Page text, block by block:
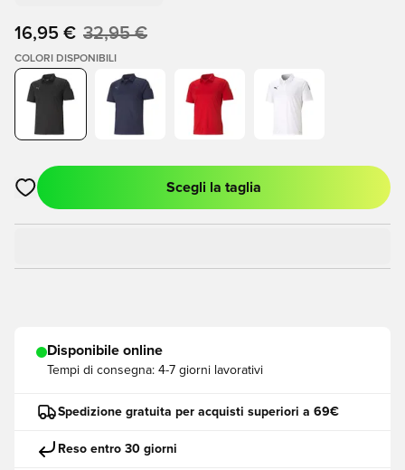
16,95 € 32,95 €
COLORI DISPONIBILI
Apre una finestra modale per accedere o registrarsi come
Scegli la taglia
Disponibile online
Tempi di consegna: 4-7 giorni lavorativi
Spedizione gratuita per acquisti superiori a 69€
Reso entro 30 giorni